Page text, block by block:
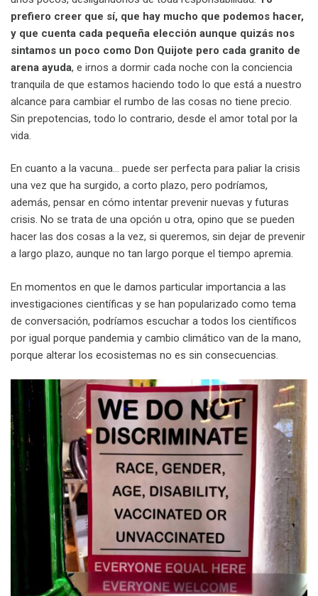
prefiero creer que sí, que hay mucho que podemos hacer,
y que cuenta cada pequeña elección aunque quizás nos
sintamos un poco como Don Quijote pero cada granito de
arena ayuda, e irnos a dormir cada noche con la conciencia
tranquila de que estamos haciendo todo lo que está a nuestro
alcance para cambiar el rumbo de las cosas no tiene precio.
Sin prepotencias, todo lo contrario, desde el amor total por la
vida.
En cuanto a la vacuna… puede ser perfecta para paliar la crisis
una vez que ha surgido, a corto plazo, pero podríamos,
además, pensar en cómo intentar prevenir nuevas y futuras
crisis. No se trata de una opción u otra, opino que se pueden
hacer las dos cosas a la vez, si queremos, sin dejar de prevenir
a largo plazo, aunque no tan largo porque el tiempo apremia.
En momentos en que le damos particular importancia a las
investigaciones científicas y se han popularizado como tema
de conversación, podríamos escuchar a todos los científicos
por igual porque pandemia y cambio climático van de la mano,
porque alterar los ecosistemas no es sin consecuencias.